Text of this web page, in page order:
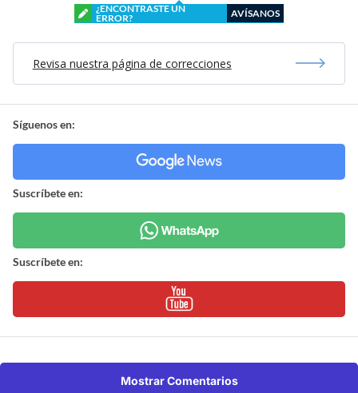
¿ENCONTRASTE UN
ERROR?
AVÍSANOS
Revisa nuestra página de correcciones
Síguenos en:
Suscríbete en:
Suscríbete en:
Mostrar Comentarios